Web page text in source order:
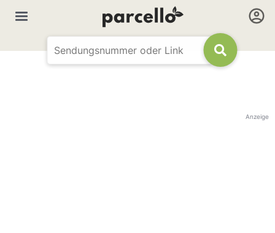
Anzeige